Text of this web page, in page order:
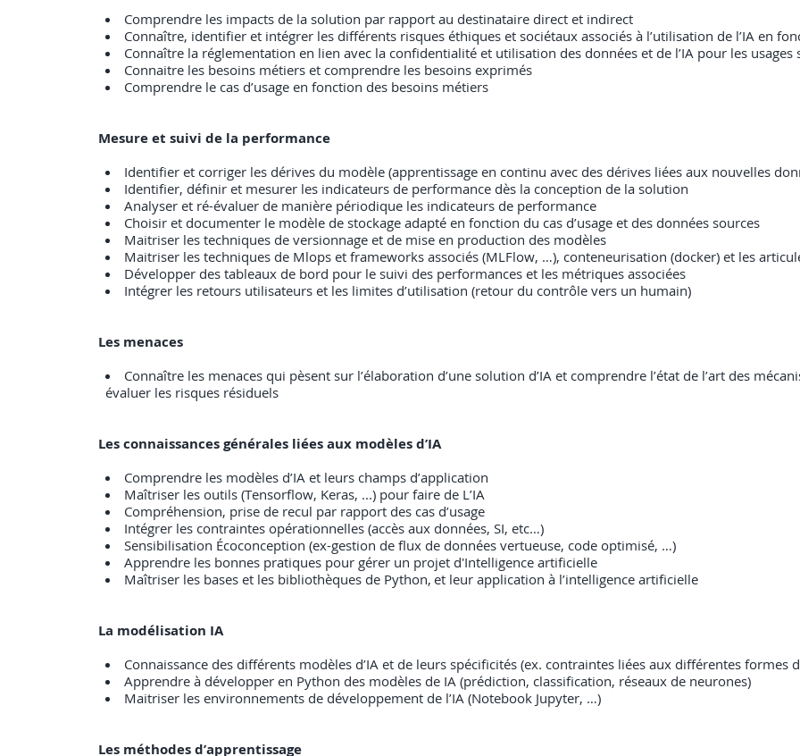
Comprendre les impacts de la solution par rapport au destinataire direct et indirect
Connaître, identifier et intégrer les différents risques éthiques et sociétaux associés à l’utilisation de l’IA en
Connaître la réglementation en lien avec la confidentialité et utilisation des données et de l’IA pour les usages
Connaitre les besoins métiers et comprendre les besoins exprimés
Comprendre le cas d’usage en fonction des besoins métiers
Mesure et suivi de la performance
Identifier et corriger les dérives du modèle (apprentissage en continu avec des dérives liées aux nouvelles
Identifier, définir et mesurer les indicateurs de performance dès la conception de la solution
Analyser et ré-évaluer de manière périodique les indicateurs de performance
Choisir et documenter le modèle de stockage adapté en fonction du cas d’usage et des données sources
Maitriser les techniques de versionnage et de mise en production des modèles
Maitriser les techniques de Mlops et frameworks associés (MLFlow, …), conteneurisation (docker) et les
Développer des tableaux de bord pour le suivi des performances et les métriques associées
Intégrer les retours utilisateurs et les limites d’utilisation (retour du contrôle vers un humain)
Les menaces
Connaître les menaces qui pèsent sur l’élaboration d’une solution d’IA et comprendre l’état de l’art des
évaluer les risques résiduels
Les connaissances générales liées aux modèles d’IA
Comprendre les modèles d’IA et leurs champs d’application
Maîtriser les outils (Tensorflow, Keras, ...) pour faire de L’IA
Compréhension, prise de recul par rapport des cas d’usage
Intégrer les contraintes opérationnelles (accès aux données, SI, etc…)
Sensibilisation Écoconception (ex-gestion de flux de données vertueuse, code optimisé, …)
Apprendre les bonnes pratiques pour gérer un projet d'Intelligence artificielle
Maîtriser les bases et les bibliothèques de Python, et leur application à l’intelligence artificielle
La modélisation IA
Connaissance des différents modèles d’IA et de leurs spécificités (ex. contraintes liées aux différentes formes
Apprendre à développer en Python des modèles de IA (prédiction, classification, réseaux de neurones)
Maitriser les environnements de développement de l’IA (Notebook Jupyter, …)
Les méthodes d’apprentissage